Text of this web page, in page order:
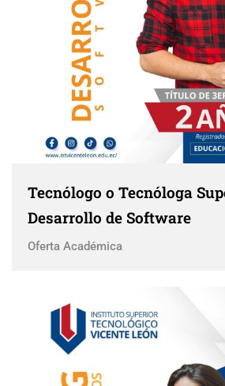
Tecnólogo o Tecnóloga
Desarrollo de Software
Oferta Académica